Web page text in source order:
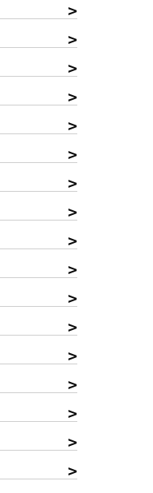
>
>
>
>
>
>
>
>
>
>
>
>
>
>
>
>
>